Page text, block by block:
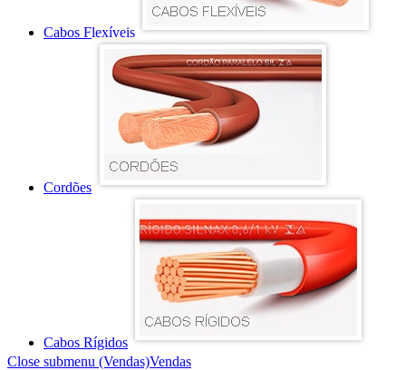
Cabos Flexíveis
Cordões
Cabos Rígidos
Close submenu (Vendas)Vendas